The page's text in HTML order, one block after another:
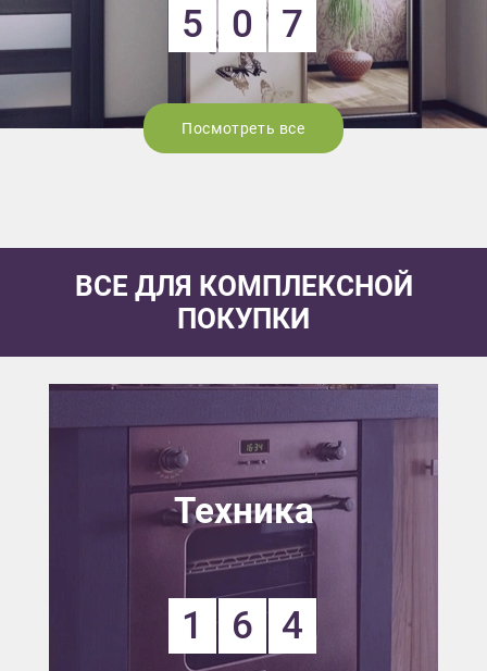
5 0 7
Посмотреть все
ВСЕ ДЛЯ КОМПЛЕКСНОЙ
ПОКУПКИ
Техника
1 6 4